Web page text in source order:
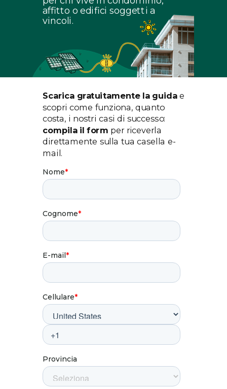
affitto o edifici soggetti a
vincoli.
Scarica gratuitamente la guidae
scopri come funziona, quanto
costa, i nostri casi di successo:
compila il form per riceverla
direttamente sulla tua casella e-
mail.